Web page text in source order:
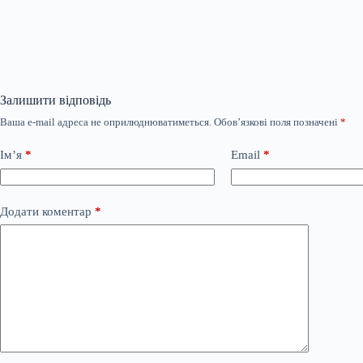
Залишити відповідь
Ваша e-mail адреса не оприлюднюватиметься. Обов’язкові поля позначені *
Ім’я * Email *
Додати коментар *